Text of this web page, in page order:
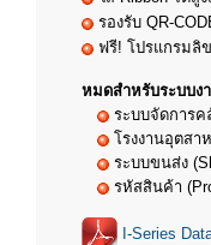
รองรับ QR-
ฟรี! โปรแกรมลิ
หมดสำหรับระบบง
ระบบจัดการค
โรงงานอุตสา
ระบบขนส่ง
รหัสสินค้า
I-Series